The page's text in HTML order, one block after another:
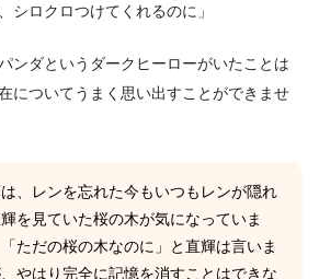
シロクロつけてくれるのに」
ンダというダークヒーローがいたことは
についてうまく思い出すことができませ
、レンを忘れた今もいつもレンが隠れ
を見ていた桜の木が気になっていま
ただの桜の木なのに」と直輝は言いま
やはり完全に記憶を消すことはできな